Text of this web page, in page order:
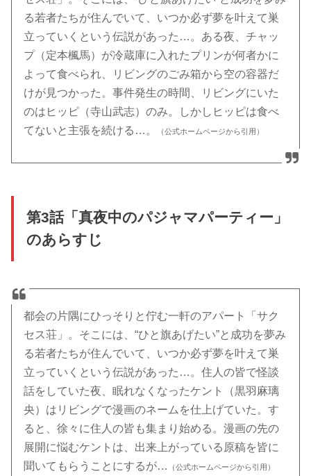
る若者たちが住んでいて、いつか必ず夢を叶えて巣
立っていくという伝説があった…。ある夜、チャッ
プ（定本楓馬）が冷蔵庫に入れたプリンが何者かに
よって食べられ、リビングのごみ箱から空の容器だ
けが見つかった。事件発生の時間、リビングにいた
のはヒッピ（寺山武志）のみ。しかしヒッピは食べ
てないと主張を続ける…。
（公式ホームページから引用）
第3話「真夜中のパジャマパーティー」
のあらすじ
都会の片隅にひっそりと佇む一軒のアパート「サク
セス荘」。そこには、“ひと旗あげたい”と成功を夢み
る若者たちが住んでいて、いつか必ず夢を叶えて巣
立っていくという伝説があった…。住人の皆で怪談
話をしていた夜、眠れなくなったケント（黒羽麻璃
央）はリビングで漫画のネームを仕上げていた。す
ると、徐々に住人の皆も集まり始める。漫画の先の
展開に悩むケントは、出来上がっている原稿を皆に
聞いてもらうことにするが…
（公式ホームページから引用）